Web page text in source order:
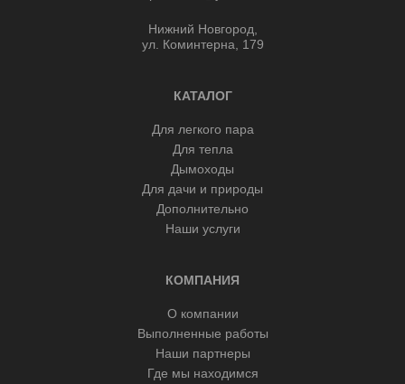
Нижний Новгород,
ул. Коминтерна, 179
КАТАЛОГ
Для легкого пара
Для тепла
Дымоходы
Для дачи и природы
Дополнительно
Наши услуги
КОМПАНИЯ
О компании
Выполненные работы
Наши партнеры
Где мы находимся